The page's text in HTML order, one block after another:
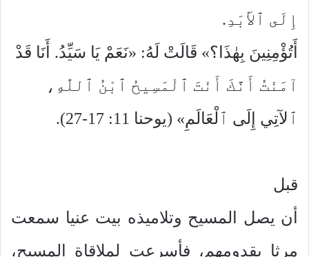
إِلَى ٱلأَبَدِ.
أَتُؤْمِنِينَ بِهٰذَا؟» قَالَتْ لَهُ: «نَعَمْ يَا سَيِّدُ. أَنَا قَدْ
آمَنْتُ أَنَّكَ أَنْتَ ٱلْمَسِيحُ ٱبْنُ ٱللّٰهِ،
ٱلآتِي إِلَى ٱلْعَالَمِ» (يوحنا 11: 17-27).
قبل
أن يصل المسيح وتلاميذه بيت عنيا سمعت
مرثا بقدومهم، فأسرعت لملاقاة المسيح،